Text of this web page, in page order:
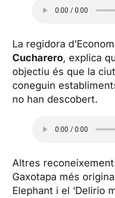
La regidora
Cucharero, explica
objectiu és que la
coneguin
no han descobert.
Altres
Gaxotapa més
Elephant i el ‘Delirio